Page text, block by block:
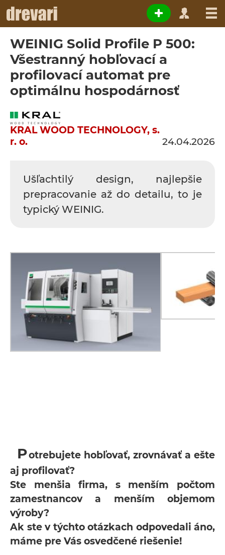
WEINIG Solid Profile P 500:
Všestranný hobľovací a
profilovací automat pre
optimálnu hospodárnosť
KRAL WOOD TECHNOLOGY, s.
r. o.
24.04.2026
Ušľachtilý design, najlepšie
prepracovanie až do detailu, to je
typický WEINIG.
Potrebujete hobľovať, zrovnávať a ešte
aj profilovať?
Ste menšia firma, s menším počtom
zamestnancov a menším objemom
výroby?
Ak ste v týchto otázkach odpovedali áno,
máme pre Vás osvedčené riešenie!